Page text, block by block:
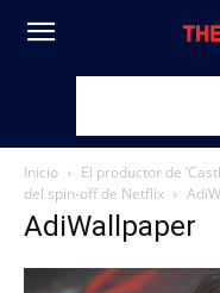
Inicio
El productor de
del spin-off de Netflix
AdiWallpaper